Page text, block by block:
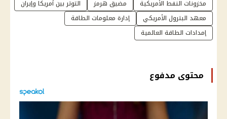
مخزونات النفط الأمريكية
مضيق هرمز
التوتر بين أمريكا وإيران
معهد البترول الأمريكي
إدارة معلومات الطاقة
إمدادات الطاقة العالمية
محتوى مدفوع